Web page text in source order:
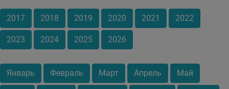
2017 2018 2019 2020 2021 2022
2023 2024 2025 2026
Январь Февраль Март Апрель Май